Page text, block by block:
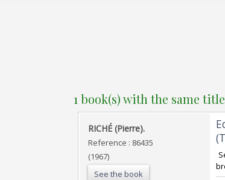
1 book(s) with the same title
‎RICHÉ (Pierre).‎
Reference : 86435
(1967)
See the book